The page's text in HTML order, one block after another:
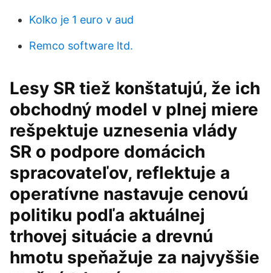
Kolko je 1 euro v aud
Remco software ltd.
Lesy SR tiež konštatujú, že ich
obchodný model v plnej miere
rešpektuje uznesenia vlády
SR o podpore domácich
spracovateľov, reflektuje a
operatívne nastavuje cenovú
politiku podľa aktuálnej
trhovej situácie a drevnú
hmotu speňažuje za najvyššie